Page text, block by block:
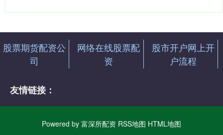
股票期货配资公
司
网络在线股票配
资
股市开户网上开
户流程
友情链接：
Powered by 富深所配资 RSS地图 HTML地图